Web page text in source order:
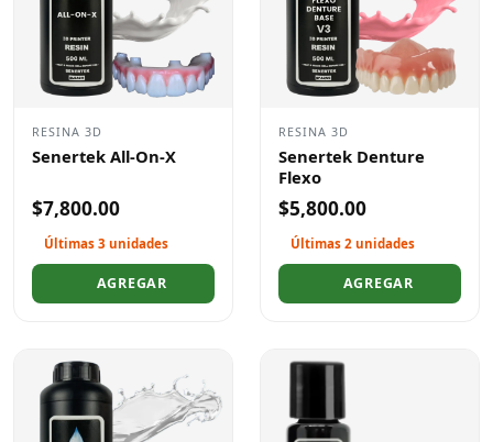
RESINA 3D
Senertek All-On-X
$7,800.00
Últimas 3 unidades
AGREGAR
RESINA 3D
Senertek Denture
Flexo
$5,800.00
Últimas 2 unidades
AGREGAR